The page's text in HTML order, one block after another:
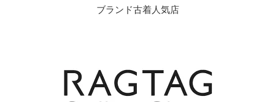
ブランド古着人気店